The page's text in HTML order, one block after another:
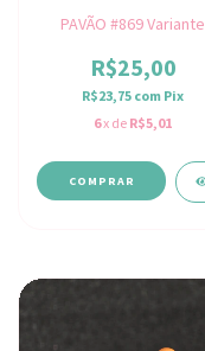
PAVÃO #869 Variante
R$25,00
R$23,75 com Pix
6x de R$5,01